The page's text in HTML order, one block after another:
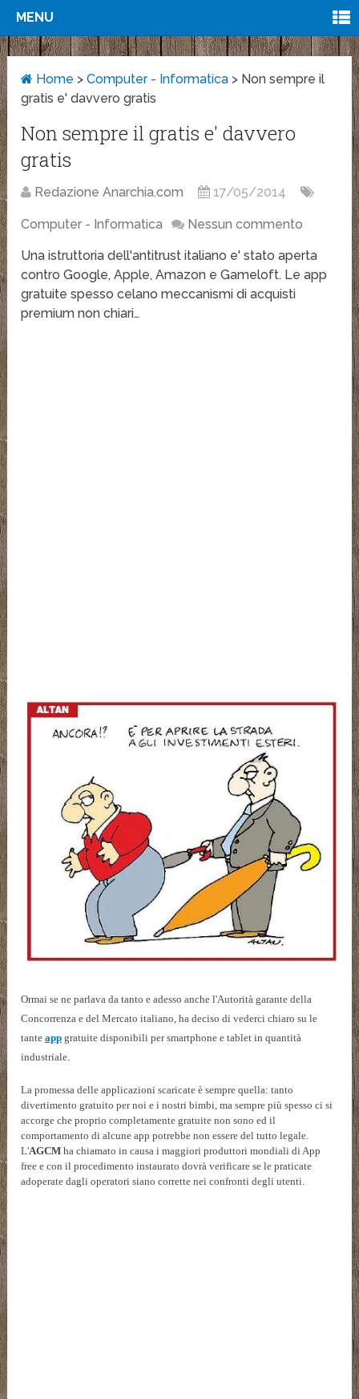
MENU
Home >Computer - Informatica > Non sempre il
gratis e' davvero gratis
Non sempre il gratis e' davvero
gratis
Redazione Anarchia.com 17/05/2014
Computer - Informatica Nessun commento
Una istruttoria dell'antitrust italiano e' stato aperta
contro Google, Apple, Amazon e Gameloft. Le app
gratuite spesso celano meccanismi di acquisti
premium non chiari…
Ormai se ne parlava da tanto e adesso anche l'Autorità garante della
Concorrenza e del Mercato italiano, ha deciso di vederci chiaro su le
tanteapp gratuite disponibili per smartphone e tablet in quantità
industriale.
La promessa delle applicazioni scaricate è sempre quella: tanto
divertimento gratuito per noi e i nostri bimbi, ma sempre più spesso ci si
accorge che proprio completamente gratuite non sono ed il
comportamento di alcune app potrebbe non essere del tutto legale.
L'AGCM ha chiamato in causa i maggiori produttori mondiali di App
free e con il procedimento instaurato dovrà verificare se le praticate
adoperate dagli operatori siano corrette nei confronti degli utenti.